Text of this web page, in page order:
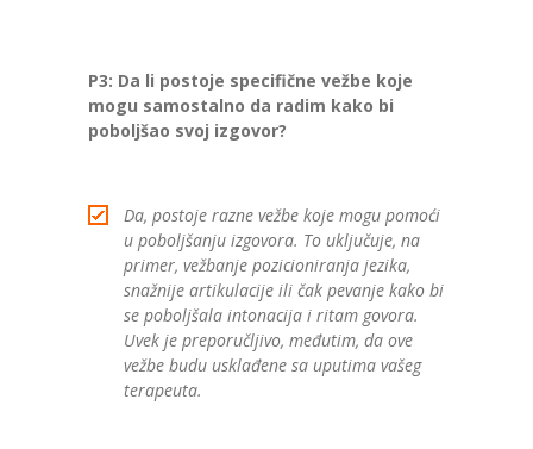
P3: Da li postoje specifične vežbe koje
mogu samostalno da radim kako bi
poboljšao svoj izgovor?
Da, postoje razne vežbe koje mogu pomoći
u poboljšanju izgovora. To uključuje, na
primer, vežbanje pozicioniranja jezika,
snažnije artikulacije ili čak pevanje kako bi
se poboljšala intonacija i ritam govora.
Uvek je preporučljivo, međutim, da ove
vežbe budu usklađene sa uputima vašeg
terapeuta.